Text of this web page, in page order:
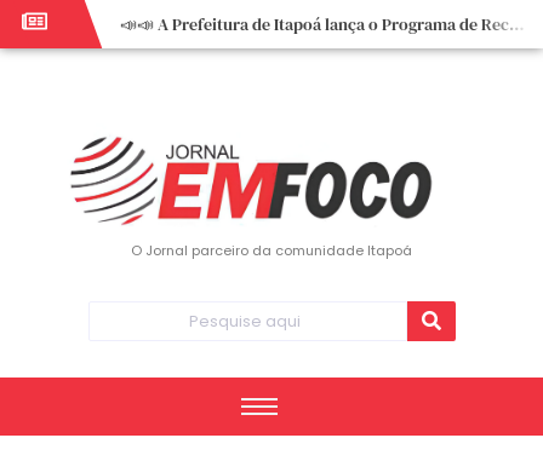
📣📣 A Prefeitura de Itapoá lança o Programa de Recuperação Fiscal (REFIS).
📢 Empreendedor do turismo, esta oportunidade é para você! Itapoá – SC.
O Jornal parceiro da comunidade Itapoá